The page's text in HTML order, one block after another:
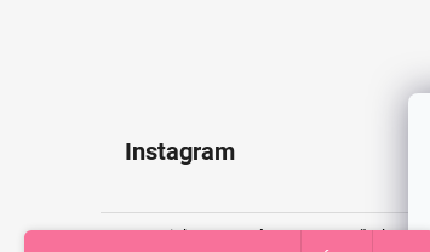
Instagram
Copyright 2026Mia Dresses. Všetky